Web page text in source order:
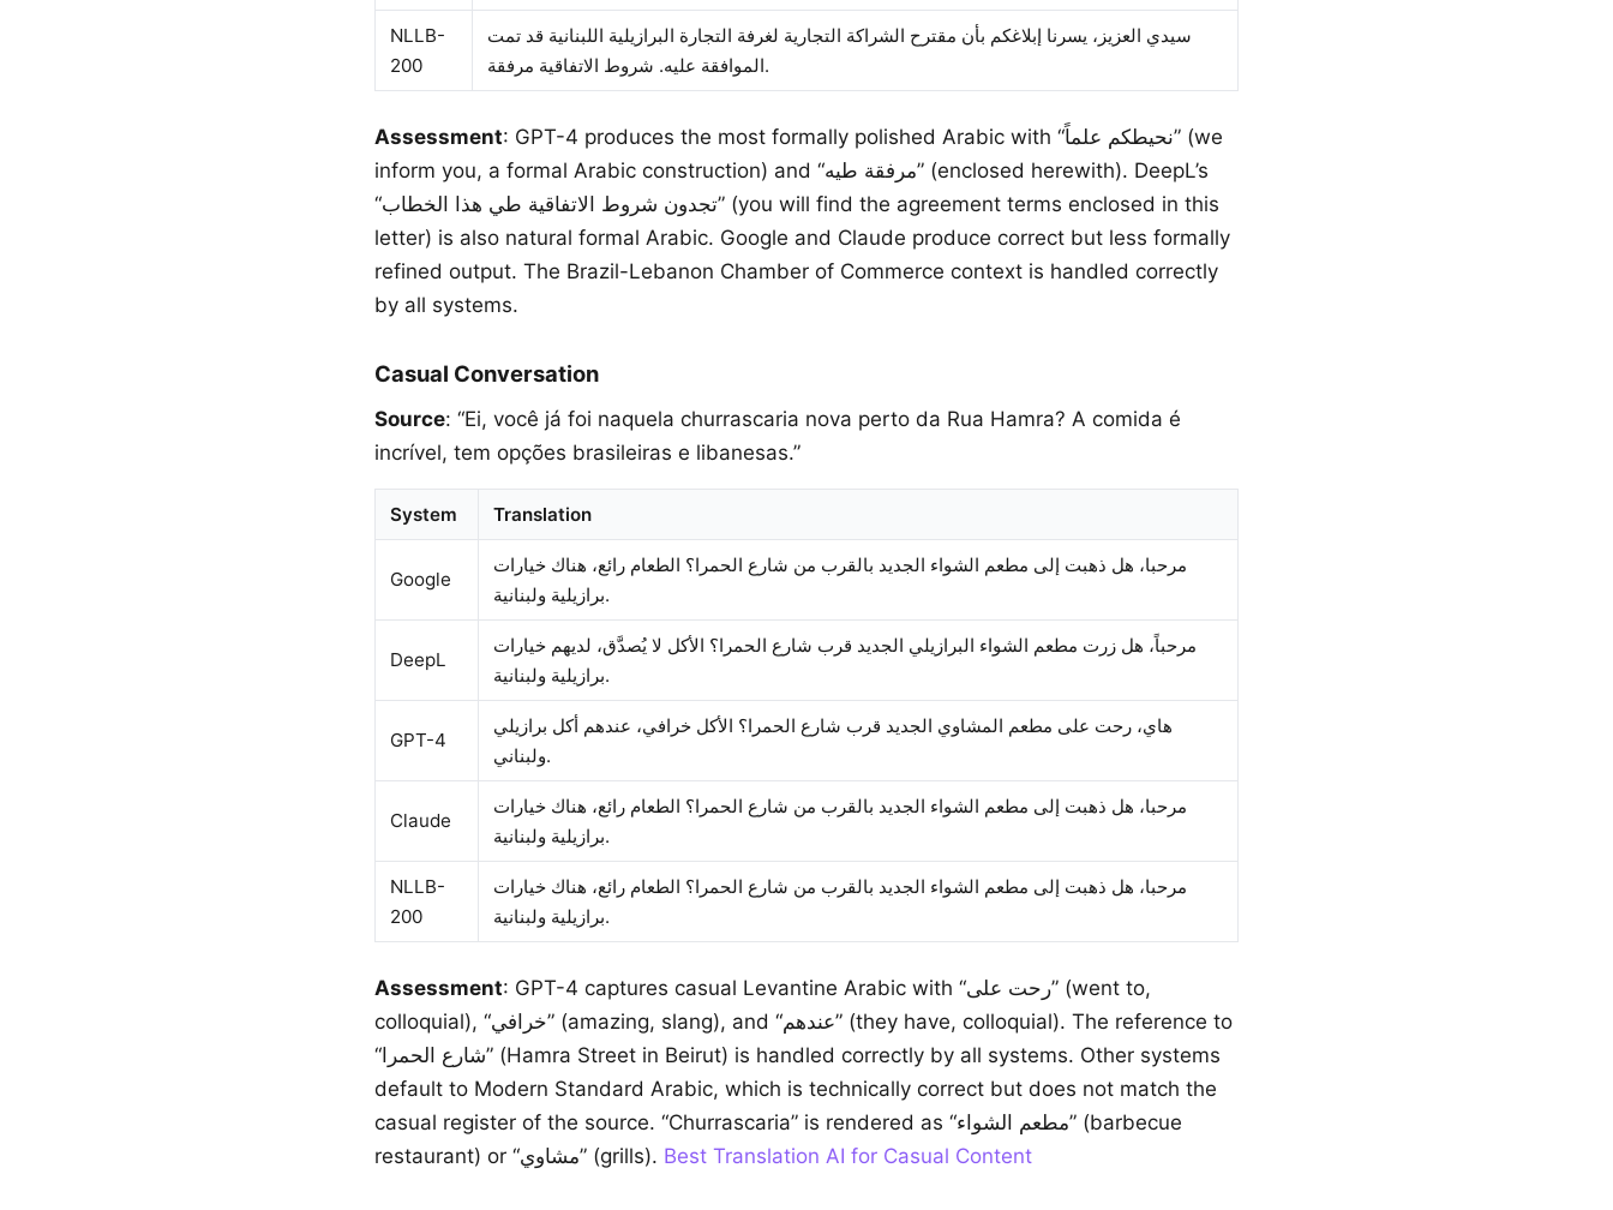
NLLB-
200
سيدي العزيز، يسرنا إبلاغكم بأن مقترح الشراكة التجارية لغرفة التجارة البرازيلية اللبنانية قد تمت
الموافقة عليه. شروط الاتفاقية مرفقة.
Assessment: GPT-4 produces the most formally polished Arabic with “نحيطكم علماً” (we
inform you, a formal Arabic construction) and “مرفقة طيه” (enclosed herewith). DeepL’s
“تجدون شروط الاتفاقية طي هذا الخطاب” (you will find the agreement terms enclosed in this
letter) is also natural formal Arabic. Google and Claude produce correct but less formally
refined output. The Brazil-Lebanon Chamber of Commerce context is handled correctly
by all systems.
Casual Conversation
Source: “Ei, você já foi naquela churrascaria nova perto da Rua Hamra? A comida é
incrível, tem opções brasileiras e libanesas.”
System Translation
Google
مرحبا، هل ذهبت إلى مطعم الشواء الجديد بالقرب من شارع الحمرا؟ الطعام رائع، هناك خيارات
برازيلية ولبنانية.
DeepL
مرحباً، هل زرت مطعم الشواء البرازيلي الجديد قرب شارع الحمرا؟ الأكل لا يُصدَّق، لديهم خيارات
برازيلية ولبنانية.
GPT-4
هاي، رحت على مطعم المشاوي الجديد قرب شارع الحمرا؟ الأكل خرافي، عندهم أكل برازيلي
ولبناني.
Claude
مرحبا، هل ذهبت إلى مطعم الشواء الجديد بالقرب من شارع الحمرا؟ الطعام رائع، هناك خيارات
برازيلية ولبنانية.
NLLB-
200
مرحبا، هل ذهبت إلى مطعم الشواء الجديد بالقرب من شارع الحمرا؟ الطعام رائع، هناك خيارات
برازيلية ولبنانية.
Assessment: GPT-4 captures casual Levantine Arabic with “رحت على” (went to,
colloquial), “خرافي” (amazing, slang), and “عندهم” (they have, colloquial). The reference to
“شارع الحمرا” (Hamra Street in Beirut) is handled correctly by all systems. Other systems
default to Modern Standard Arabic, which is technically correct but does not match the
casual register of the source. “Churrascaria” is rendered as “مطعم الشواء” (barbecue
restaurant) or “مشاوي” (grills). Best Translation AI for Casual Content